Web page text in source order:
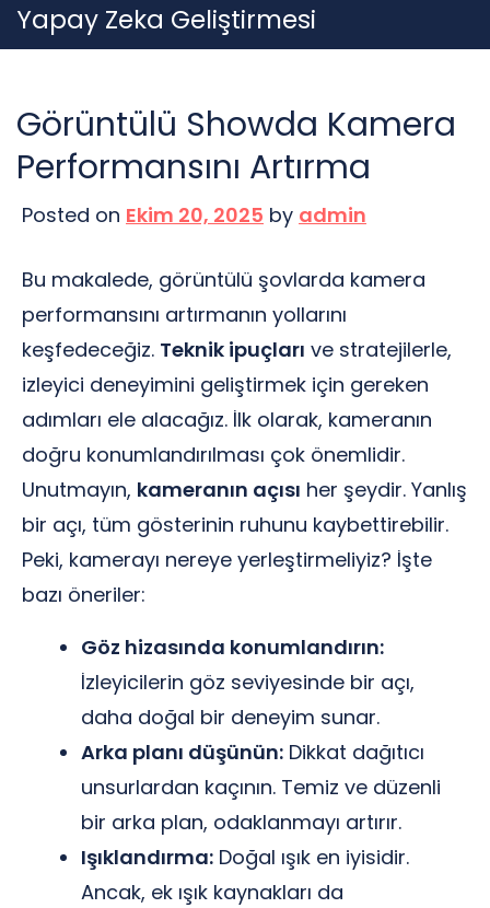
Skip
to
Yapay Zeka Geliştirmesi
Görüntülü Showda Kamera
Performansını Artırma
Posted on Ekim 20, 2025 by admin
Bu makalede, görüntülü şovlarda kamera
performansını artırmanın yollarını
keşfedeceğiz. Teknik ipuçları ve stratejilerle,
izleyici deneyimini geliştirmek için gereken
adımları ele alacağız. İlk olarak, kameranın
doğru konumlandırılması çok önemlidir.
Unutmayın, kameranın açısı her şeydir. Yanlış
bir açı, tüm gösterinin ruhunu kaybettirebilir.
Peki, kamerayı nereye yerleştirmeliyiz? İşte
bazı öneriler:
Göz hizasında konumlandırın:
İzleyicilerin göz seviyesinde bir açı,
daha doğal bir deneyim sunar.
Arka planı düşünün: Dikkat dağıtıcı
unsurlardan kaçının. Temiz ve düzenli
bir arka plan, odaklanmayı artırır.
Işıklandırma: Doğal ışık en iyisidir.
Ancak, ek ışık kaynakları da